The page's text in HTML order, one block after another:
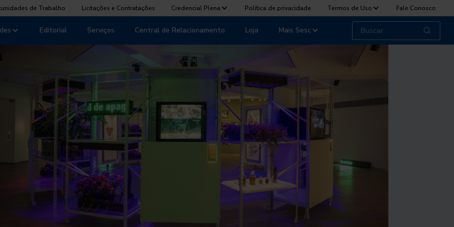
de Trabalho Licitações e Contratações Credencial Plena Política de privacidade Termos de Uso Fale Conosco
Editorial Serviços Central de Relacionamento Loja Mais Sesc